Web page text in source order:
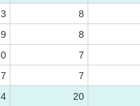
8
8
7
7
20